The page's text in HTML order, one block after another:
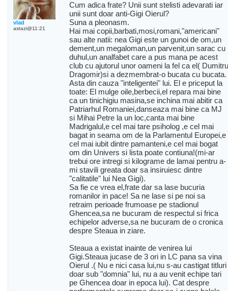
vlad
astazi@11:21
Cum adica frate? Unii sunt stelisti adevarati iar
unii sunt doar anti-Gigi Oierul?
Suna a pleonasm.
Hai mai copii,barbati,mosi,romani,"americani"
sau alte natii: nea Gigi este un gunoi de om,un
dement,un megaloman,un parvenit,un sarac cu
duhul,un analfabet care a pus mana pe acest
club cu ajutorul unor oameni la fel ca el( Dumitru
Dragomir)si a dezmembrat-o bucata cu bucata.
Asta din cauza "inteligentei" lui. El e priceput la
toate: El mulge oile,berbecii,el repara mai bine
ca un tinichigiu masina,se inchina mai abitir ca
Patriarhul Romaniei,danseaza mai bine ca MJ
si Mihai Petre la un loc,canta mai bine
Madrigalul,e cel mai tare psiholog ,e cel mai
bagat in seama om de la Parlamentul Europei,e
cel mai iubit dintre pamanteni,e cel mai bogat
om din Univers si lista poate contiuna!(mi-ar
trebui ore intregi si kilograme de lamai pentru a-
mi stavili greata doar sa insiruiesc dintre
"calitatile" lui Nea Gigi).
Sa fie ce vrea el,frate dar sa lase bucuria
romanilor in pace! Sa ne lase si pe noi sa
retraim perioade frumoase pe stadionul
Ghencea,sa ne bucuram de respectul si frica
echipelor adverse,sa ne bucuram de o cronica
despre Steaua in ziare.
Steaua a existat inainte de venirea lui
Gigi.Steaua jucase de 3 ori in LC pana sa vina
Oierul .( Nu e nici casa lui,nu s-au castigat titluri
doar sub "domnia" lui, nu a au venit echipe tari
pe Ghencea doar in epoca lui). Cat despre